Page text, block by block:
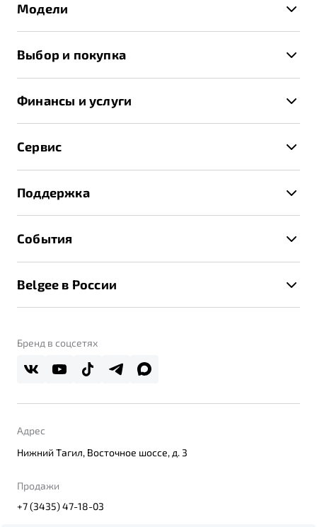
Модели
X70
Выбор и покупка
Спецпредложения и Акции
Записаться на тест-драйв
Получить предложение
Финансы и услуги
Трейд-ин
Страхование
Расчет КАСКО
Сервис
Руководство по эксплуатации
Техническое обслуживание
Калькулятор ТО
Поддержка
Помощь на дорогах
Belgee Линк
События
Контакты
Belgee в России
О дилерском центре
Правовая информация
Бренд в соцсетях
Адрес
Нижний Тагил, Восточное шоссе, д. 3
Продажи
+7 (3435) 47-18-03